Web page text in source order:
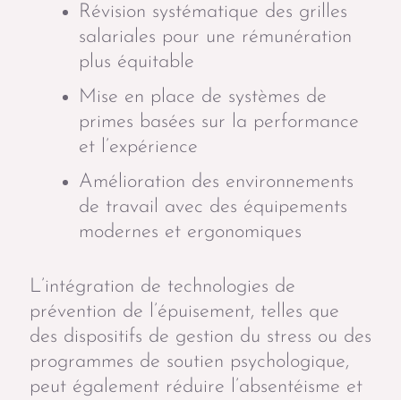
Révision systématique des grilles
salariales pour une rémunération
plus équitable
Mise en place de systèmes de
primes basées sur la performance
et l’expérience
Amélioration des environnements
de travail avec des équipements
modernes et ergonomiques
L’intégration de technologies de
prévention de l’épuisement, telles que
des dispositifs de gestion du stress ou des
programmes de soutien psychologique,
peut également réduire l’absentéisme et